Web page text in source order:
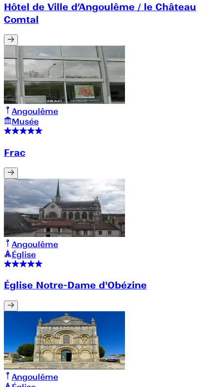
Hôtel de Ville d’Angoulême / le Château
Comtal
Angoulême
Musée
Frac
Angoulême
Église
Église Notre-Dame d'Obézine
Angoulême